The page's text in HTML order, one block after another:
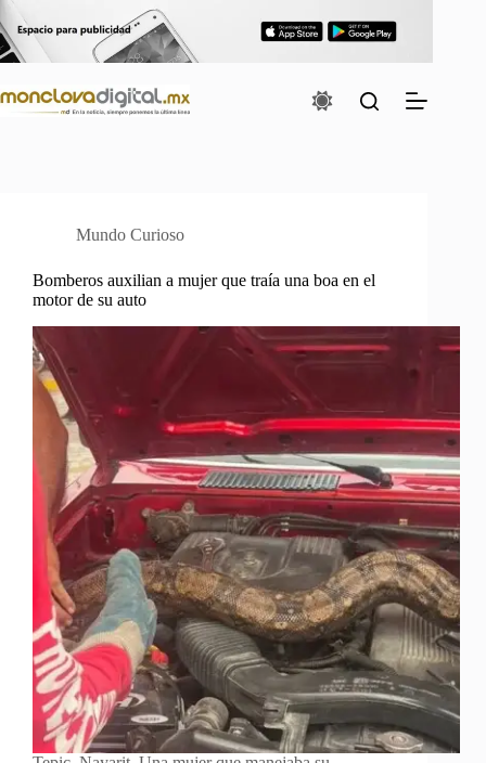
al
contenido
Mundo Curioso
Bomberos auxilian a mujer que traía una boa en el
motor de su auto